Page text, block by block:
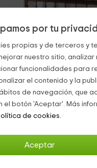
por tu
propias y de terceros y
nuestro sitio, analizar
funcionalidades para
el contenido y la
de navegación, que
el botón 'Aceptar'. Más
de cookies.
Aceptar
Golondrinas